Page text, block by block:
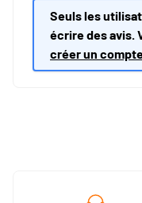
Seuls les
écrire des avis.
créer un